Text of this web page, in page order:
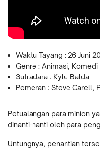
Waktu Tayang : 26 Juni
Genre : Animasi, Komedi
Sutradara : Kyle Balda
Pemeran : Steve Carell,
Petualangan para minion
dinanti-nanti oleh para
Untungnya, penantian